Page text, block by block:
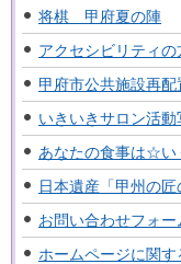
将棋 甲府夏の陣
アクセシビリティ
甲府市公共施設再
いきいきサロン活動
あなたの食事は☆い
日本遺産「甲州の
お問い合わせフォー
ホームページに関